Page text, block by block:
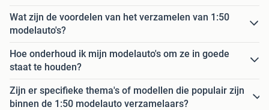
Wat zijn de voordelen van het verzamelen van 1:50
modelauto's?
Hoe onderhoud ik mijn modelauto's om ze in goede
staat te houden?
Zijn er specifieke thema's of modellen die populair zijn
binnen de 1:50 modelauto verzamelaars?